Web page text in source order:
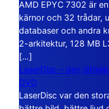
AMD EPYC 7302 är
kärnor och 32 trådar,
databaser och andra
2-arkitektur, 128 MB
[…]
LaserDisc – den
DVD
LaserDisc var den